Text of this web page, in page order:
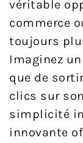
véritable
commerce
toujours
Imaginez
que de
clics sur
simplicité
innovante